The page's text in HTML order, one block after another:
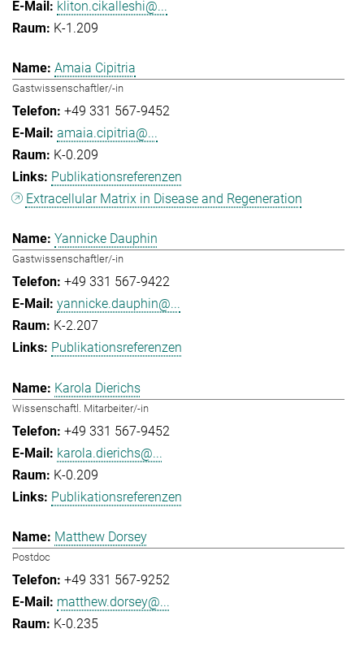
kliton.cikalleshi@...
K-1.209
Amaia Cipitria
Gastwissenschaftler/-in
+49 331 567-9452
amaia.cipitria@...
K-0.209
Publikationsreferenzen
Extracellular Matrix in Disease and Regeneration
Yannicke Dauphin
Gastwissenschaftler/-in
+49 331 567-9422
yannicke.dauphin@...
K-2.207
Publikationsreferenzen
Karola Dierichs
Wissenschaftl. Mitarbeiter/-in
+49 331 567-9452
karola.dierichs@...
K-0.209
Publikationsreferenzen
Matthew Dorsey
Postdoc
+49 331 567-9252
matthew.dorsey@...
K-0.235